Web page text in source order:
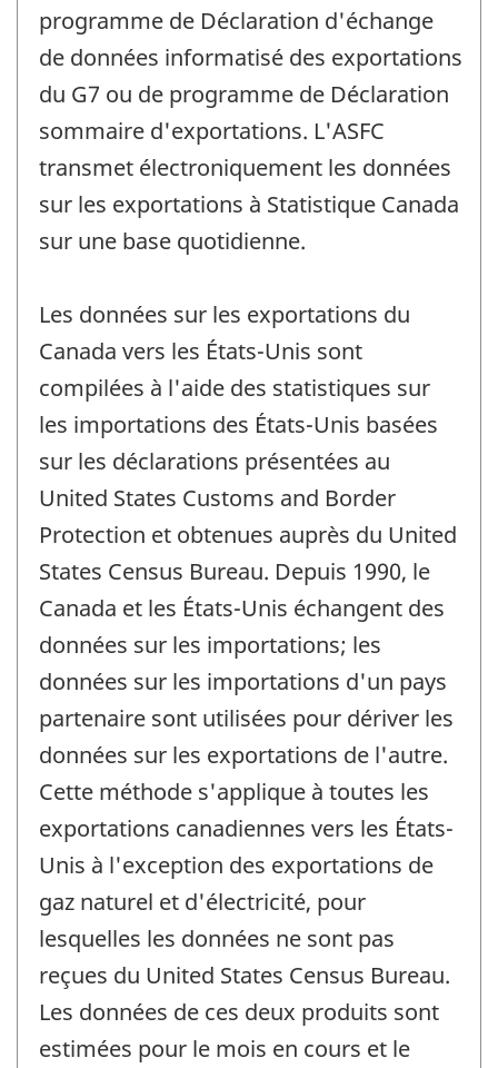
programme de Déclaration d'échange
de données informatisé des exportations
du G7 ou de programme de Déclaration
sommaire d'exportations. L'ASFC
transmet électroniquement les données
sur les exportations à Statistique Canada
sur une base quotidienne.
Les données sur les exportations du
Canada vers les États-Unis sont
compilées à l'aide des statistiques sur
les importations des États-Unis basées
sur les déclarations présentées au
United States Customs and Border
Protection et obtenues auprès du United
States Census Bureau. Depuis 1990, le
Canada et les États-Unis échangent des
données sur les importations; les
données sur les importations d'un pays
partenaire sont utilisées pour dériver les
données sur les exportations de l'autre.
Cette méthode s'applique à toutes les
exportations canadiennes vers les États-
Unis à l'exception des exportations de
gaz naturel et d'électricité, pour
lesquelles les données ne sont pas
reçues du United States Census Bureau.
Les données de ces deux produits sont
estimées pour le mois en cours et le